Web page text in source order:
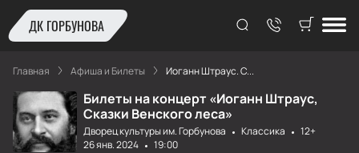
ДК ГОРБУНОВА
Главная Афиша и Билеты Иоганн Штраус. С...
Билеты на концерт «Иоганн Штраус,
Сказки Венского леса»
Дворец культуры им. Горбунова Классика
12+
26 янв. 2024
19:00